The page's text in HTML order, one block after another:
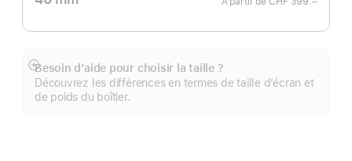
Besoin d’aide pour choisir la taille ?
Découvrez les différences en termes de taille d’écran et
de poids du boîtier.
Afficher
plus